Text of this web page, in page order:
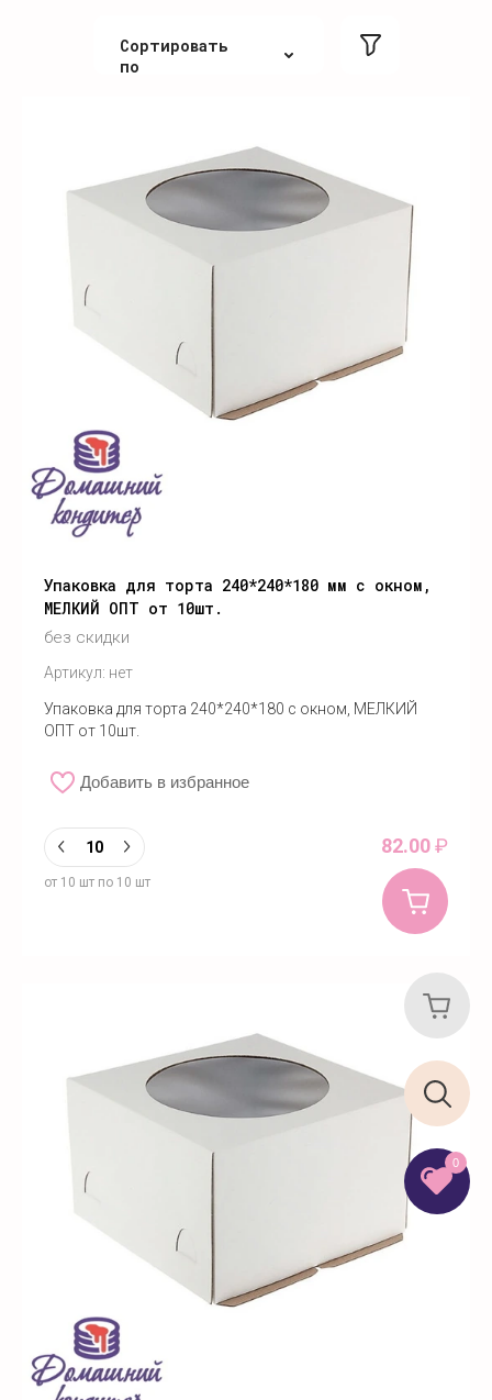
0
Сортировать
по
По цене
По алфавиту
По алфавиту
Не сортировать
Упаковка для торта 240*240*180 мм с окном,
МЕЛКИЙ ОПТ от 10шт.
без скидки
Артикул: нет
Упаковка для торта 240*240*180 с окном, МЕЛКИЙ
ОПТ от 10шт.
Добавить в избранное
82.00₽
от 10 шт по 10 шт